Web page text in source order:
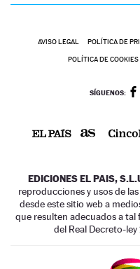
AVISO LEGAL POLÍTICA DE
POLÍTICA DE COOKIES
SÍGUENOS:
EDICIONES EL PAIS,
reproducciones y usos de
desde este sitio web a
que resulten adecuados a
del Real Decreto-